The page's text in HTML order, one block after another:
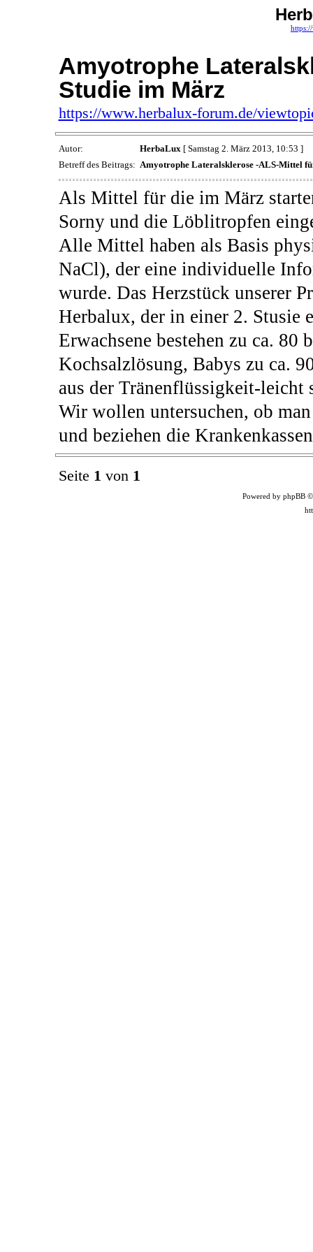
Amyotrophe
Studie im März
https://www.herbalux-forum.de/
Autor: HerbaLux[ Samstag 2. März 2013, 10:53 ]
Betreff des Beitrags: Amyotrophe Lateralsklerose -ALS-Mittel
Als Mittel für die im März
Sorny und die Löblitropfen
Alle Mittel haben als Basis
NaCl), der eine individuelle
wurde. Das Herzstück unserer
Herbalux, der in einer 2. Stusie
Erwachsene bestehen zu ca. 80
Kochsalzlösung, Babys zu ca.
aus der Tränenflüssigkeit-leicht
Wir wollen untersuchen, ob
und beziehen die
Seite 1 von 1
Powered by phpBB